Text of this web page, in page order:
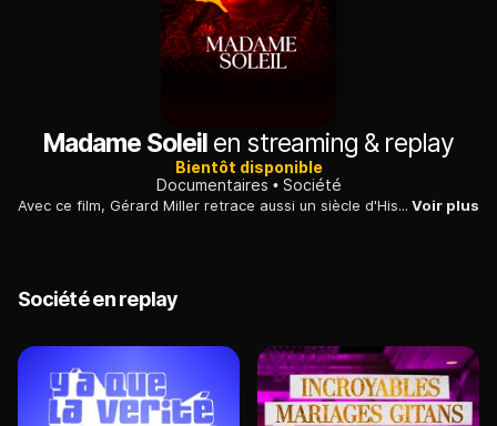
Madame Soleil en streaming & replay
Bientôt disponible
Documentaires
Société
Avec ce film, Gérard Miller retrace aussi un siècle d'Histoire de France à travers les mésaventures du Tout-Paris de la politique, des médias et du divertissement. Voir plus
Société en replay